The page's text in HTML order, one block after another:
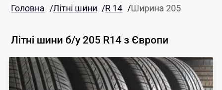
Головна /Літні шини /R 14 /Ширина 205
Літні шини б/у 205 R14 з Європи